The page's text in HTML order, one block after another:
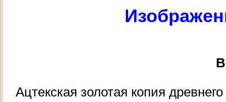
Ацтекская золотая копия